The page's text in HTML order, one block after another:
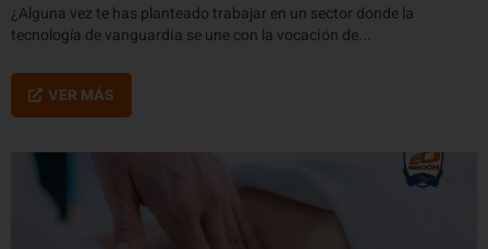
¿Alguna vez te has planteado trabajar en un sector donde la
tecnología de vanguardia se une con la vocación de...
VER MÁS